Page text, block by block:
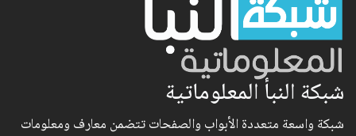
شبكة النبأ المعلوماتية
شبكة واسعة متعددة الأبواب والصفحات تتضمن معارف ومعلومات